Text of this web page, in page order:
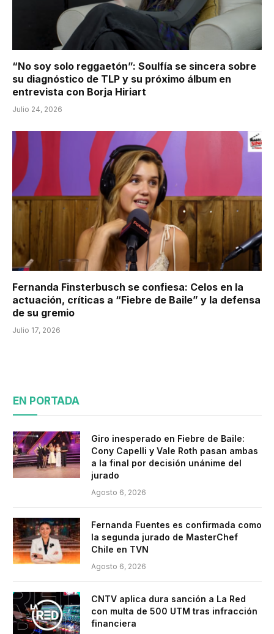
“No soy solo reggaetón”: Soulfía se sincera sobre
su diagnóstico de TLP y su próximo álbum en
entrevista con Borja Hiriart
Julio 24, 2026
Fernanda Finsterbusch se confiesa: Celos en la
actuación, críticas a “Fiebre de Baile” y la defensa
de su gremio
Julio 17, 2026
EN PORTADA
Giro inesperado en Fiebre de Baile:
Cony Capelli y Vale Roth pasan ambas
a la final por decisión unánime del
jurado
Agosto 6, 2026
Fernanda Fuentes es confirmada como
la segunda jurado de MasterChef
Chile en TVN
Agosto 6, 2026
CNTV aplica dura sanción a La Red
con multa de 500 UTM tras infracción
financiera